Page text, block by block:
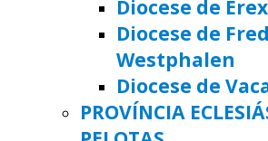
Diocese de
Diocese de
Westphalen
Diocese de
PROVÍNCIA